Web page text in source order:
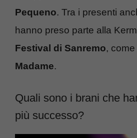
Pequeno. Tra i presenti
hanno preso parte alla
Festival di Sanremo, come
Madame.
Quali sono i brani che
più successo?